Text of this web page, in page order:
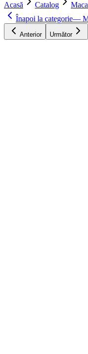
Acasă Catalog
Înapoi la categorie—
Anterior Următor